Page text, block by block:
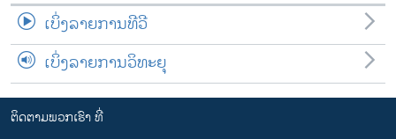
ເບິ່ງລາຍການທີວີ
ເບິ່ງລາຍການວິທະຍຸ
ຕິດຕາມພວກເຮົາ ທີ່